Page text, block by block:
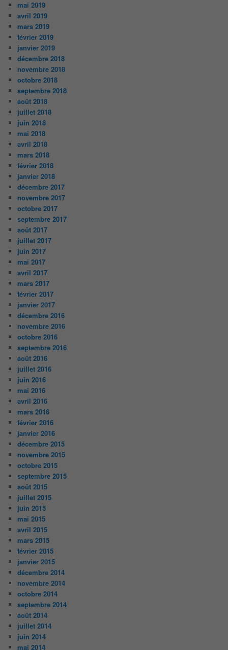
mai 2019
avril 2019
mars 2019
février 2019
janvier 2019
décembre 2018
novembre 2018
octobre 2018
septembre 2018
août 2018
juillet 2018
juin 2018
mai 2018
avril 2018
mars 2018
février 2018
janvier 2018
décembre 2017
novembre 2017
octobre 2017
septembre 2017
août 2017
juillet 2017
juin 2017
mai 2017
avril 2017
mars 2017
février 2017
janvier 2017
décembre 2016
novembre 2016
octobre 2016
septembre 2016
août 2016
juillet 2016
juin 2016
mai 2016
avril 2016
mars 2016
février 2016
janvier 2016
décembre 2015
novembre 2015
octobre 2015
septembre 2015
août 2015
juillet 2015
juin 2015
mai 2015
avril 2015
mars 2015
février 2015
janvier 2015
décembre 2014
novembre 2014
octobre 2014
septembre 2014
août 2014
juillet 2014
juin 2014
mai 2014